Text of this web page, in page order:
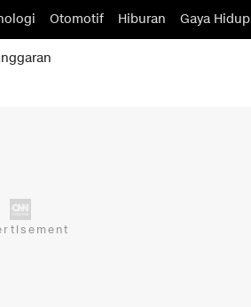
Otomotif Hiburan Gaya Hidup